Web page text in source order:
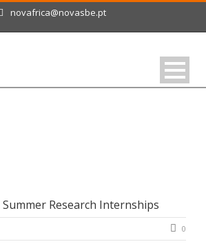
novafrica@novasbe.pt
Summer Research Internships
0